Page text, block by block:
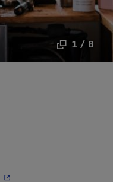
1 / 8
- Cet hyperlien